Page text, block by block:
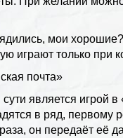
мои хорошие?
играют только при
почта»
является игрой
в ряд, первому
он передаёт её